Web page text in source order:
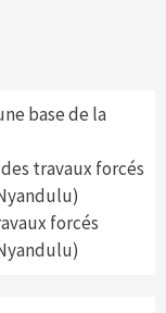
base de la
des travaux forcés
forcés